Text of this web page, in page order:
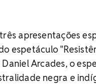
apresentações
espetáculo
Arcades, o
negra e